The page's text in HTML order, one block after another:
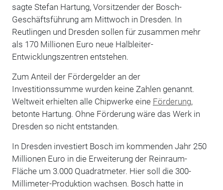
sagte Stefan Hartung, Vorsitzender der Bosch-
Geschäftsführung am Mittwoch in Dresden. In
Reutlingen und Dresden sollen für zusammen mehr
als 170 Millionen Euro neue Halbleiter-
Entwicklungszentren entstehen.
Zum Anteil der Fördergelder an der
Investitionssumme wurden keine Zahlen genannt.
Weltweit erhielten alle Chipwerke eine Förderung,
betonte Hartung. Ohne Förderung wäre das Werk in
Dresden so nicht entstanden.
In Dresden investiert Bosch im kommenden Jahr 250
Millionen Euro in die Erweiterung der Reinraum-
Fläche um 3.000 Quadratmeter. Hier soll die 300-
Millimeter-Produktion wachsen. Bosch hatte in